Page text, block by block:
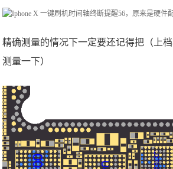
精确测量的情况下一定要还记得把（上
测量一下）